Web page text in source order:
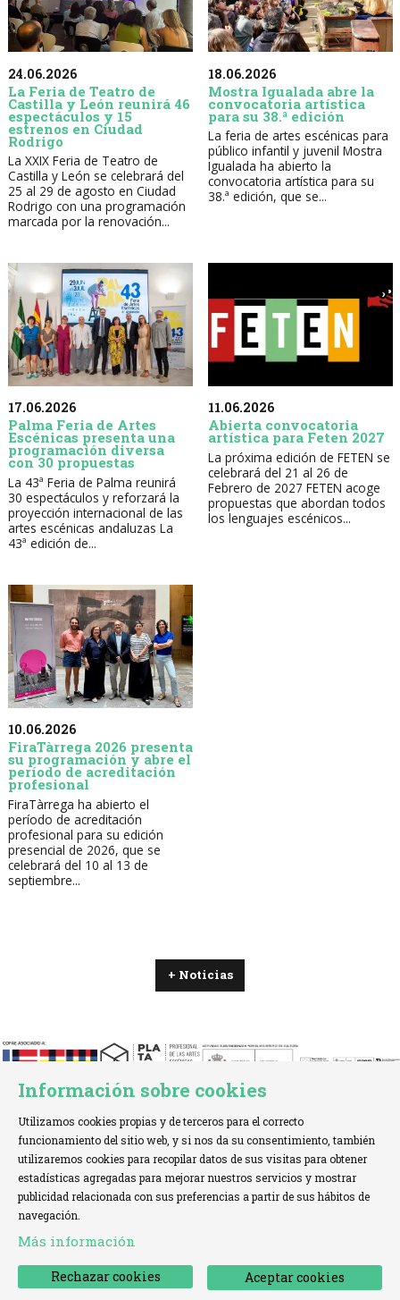
24.06.2026
La Feria de Teatro de
Castilla y León reunirá 46
espectáculos y 15
estrenos en Ciudad
Rodrigo
La XXIX Feria de Teatro de
Castilla y León se celebrará del
25 al 29 de agosto en Ciudad
Rodrigo con una programación
marcada por la renovación...
18.06.2026
Mostra Igualada abre la
convocatoria artística
para su 38.ª edición
La feria de artes escénicas para
público infantil y juvenil Mostra
Igualada ha abierto la
convocatoria artística para su
38.ª edición, que se...
17.06.2026
Palma Feria de Artes
Escénicas presenta una
programación diversa
con 30 propuestas
La 43ª Feria de Palma reunirá
30 espectáculos y reforzará la
proyección internacional de las
artes escénicas andaluzas La
43ª edición de...
11.06.2026
Abierta convocatoria
artística para Feten 2027
La próxima edición de FETEN se
celebrará del 21 al 26 de
Febrero de 2027 FETEN acoge
propuestas que abordan todos
los lenguajes escénicos...
10.06.2026
FiraTàrrega 2026 presenta
su programación y abre el
período de acreditación
profesional
FiraTàrrega ha abierto el
período de acreditación
profesional para su edición
presencial de 2026, que se
celebrará del 10 al 13 de
septiembre...
+ Noticias
TELÉFONO:+34 621 00 65 08 | info@cofae.net
Sitemap | Aviso Legal
Declaración de accesibilidad
Información sobre cookies
Utilizamos cookies propias y de terceros para el correcto
funcionamiento del sitio web, y si nos da su consentimiento, también
utilizaremos cookies para recopilar datos de sus visitas para obtener
estadísticas agregadas para mejorar nuestros servicios y mostrar
publicidad relacionada con sus preferencias a partir de sus hábitos de
navegación.
Más información
Aceptar cookies
Rechazar cookies